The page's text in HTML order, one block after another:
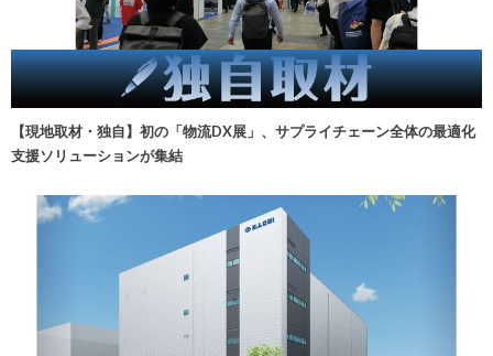
【現地取材・独自】初の「物流DX展」、サプライチェーン全体の最適化
支援ソリューションが集結